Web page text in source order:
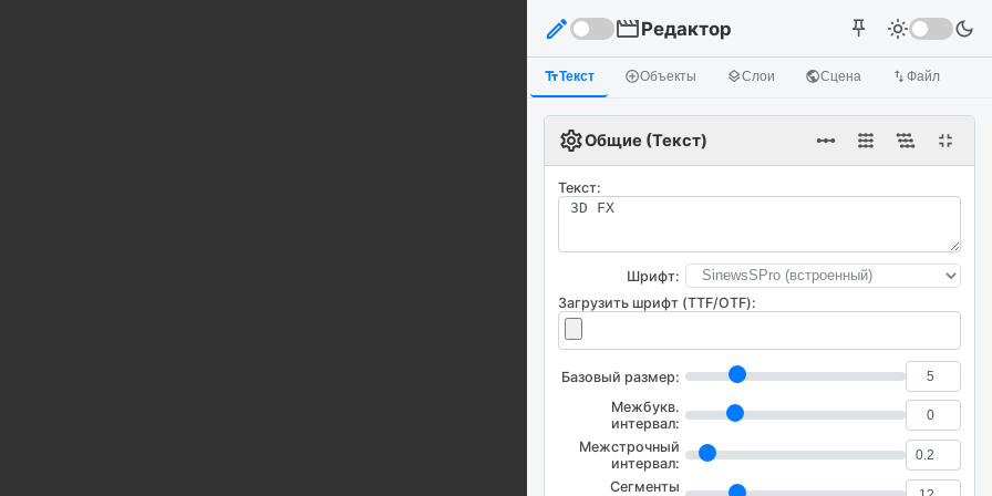
edit movieРедактор push_pin light_mode dark_mode
text_fieldsТекст add_circle_outlineОбъекты layersСлои publicСцена import_export Файл
settingsОбщие (Текст) linear_scale fullscreen_exit
Текст:
Шрифт:
Загрузить шрифт (TTF/OTF):
Базовый размер:
Межбукв.
интервал:
Межстрочный
интервал:
Сегменты